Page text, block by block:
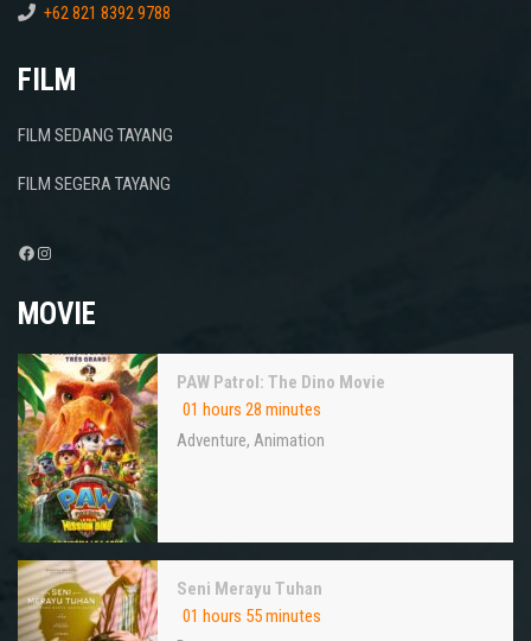
+62 821 8392 9788
FILM
FILM SEDANG TAYANG
FILM SEGERA TAYANG
Facebook
Instagram
MOVIE
PAW Patrol: The Dino Movie
01 hours 28 minutes
Adventure, Animation
Seni Merayu Tuhan
01 hours 55 minutes